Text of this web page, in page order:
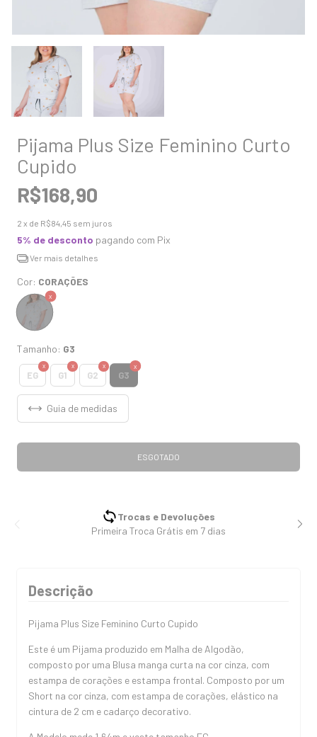
Pijama Plus Size Feminino Curto
Cupido
R$168,90
2 x de R$84,45 sem juros
5% de desconto pagando com Pix
Ver mais detalhes
Cor: CORAÇÕES
Tamanho: G3
EG G1 G2 G3
Guia de medidas
Trocas e Devoluções
Primeira Troca Grátis em 7 dias
Descrição
Pijama Plus Size Feminino Curto Cupido
Este é um Pijama produzido em Malha de Algodão,
composto por uma Blusa manga curta na cor cinza, com
estampa de corações e estampa frontal. Composto por um
Short na cor cinza, com estampa de corações, elástico na
cintura de 2 cm e cadarço decorativo.